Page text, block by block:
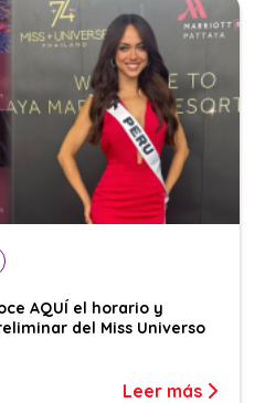
AQUÍ el horario y
del Miss Universo
Leer más